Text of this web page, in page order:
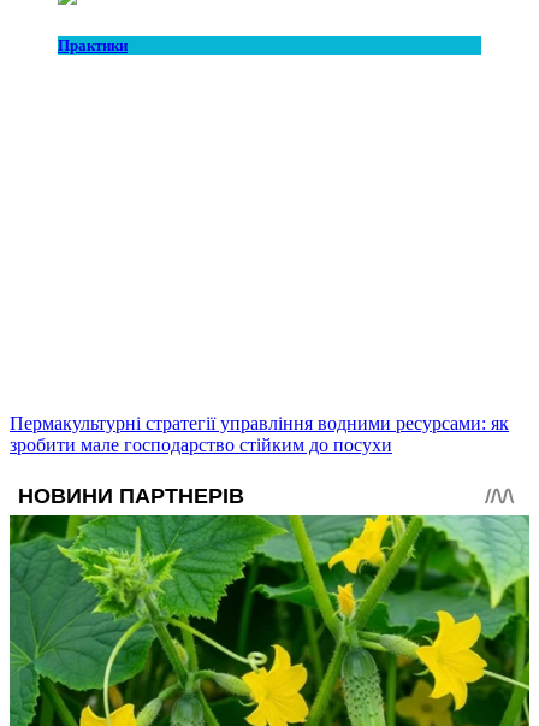
Практики
Пермакультурні стратегії управління водними ресурсами: як
зробити мале господарство стійким до посухи